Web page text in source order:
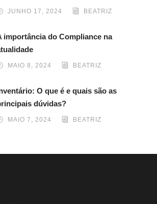
JUNHO 17, 2024 BEATRIZ
importância do Compliance na
MAIO 8, 2024 BEATRIZ
O que é e quais são as
dúvidas?
MAIO 7, 2024 BEATRIZ